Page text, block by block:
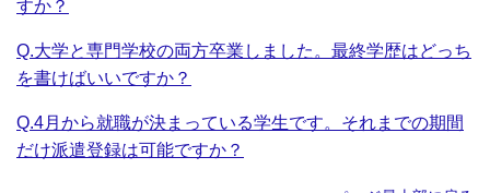
すか？
Q.大学と専門学校の両方卒業しました。最終学歴はどっち
を書けばいいですか？
Q.4月から就職が決まっている学生です。それまでの期間
だけ派遣登録は可能ですか？